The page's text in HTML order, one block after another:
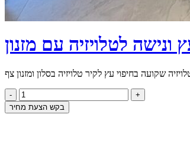
ונישה לטלויזיה עם מזנון
שקועה בחיפוי עץ לקיר טלויזיה בסלון ומזנון צף
בקש הצעת מחיר